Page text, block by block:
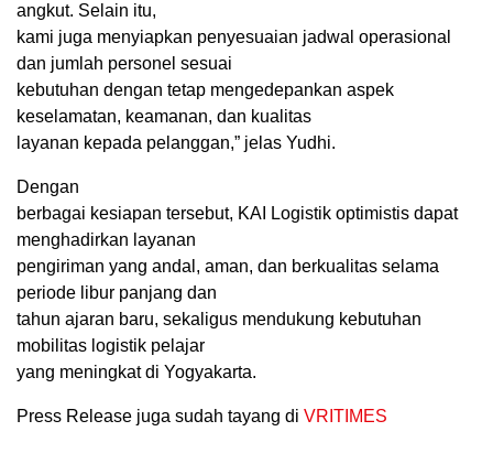
angkut. Selain itu,
kami juga menyiapkan penyesuaian jadwal operasional
dan jumlah personel sesuai
kebutuhan dengan tetap mengedepankan aspek
keselamatan, keamanan, dan kualitas
layanan kepada pelanggan,” jelas Yudhi.
Dengan
berbagai kesiapan tersebut, KAI Logistik optimistis dapat
menghadirkan layanan
pengiriman yang andal, aman, dan berkualitas selama
periode libur panjang dan
tahun ajaran baru, sekaligus mendukung kebutuhan
mobilitas logistik pelajar
yang meningkat di Yogyakarta.
Press Release juga sudah tayang di VRITIMES